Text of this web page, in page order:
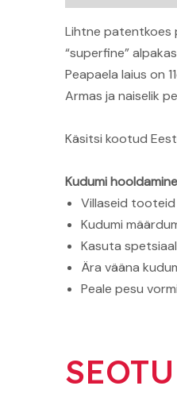
Lihtne patentkoes
“superfine”
Peapaela laius on
Armas ja naiselik
Käsitsi kootud
Kudumi hooldamine
Villaseid tooteid
Kudumi
Kasuta
Ära vääna
Peale pesu